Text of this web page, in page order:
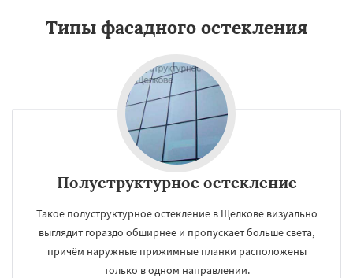
Типы фасадного остекления
Полуструктурное остекление
Такое полуструктурное остекление в Щелкове визуально
выглядит гораздо обширнее и пропускает больше света,
причём наружные прижимные планки расположены
только в одном направлении.